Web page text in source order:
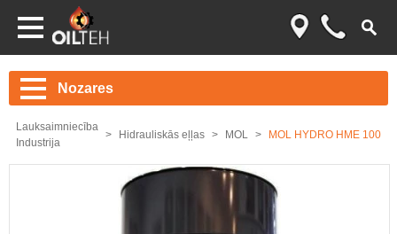
Nozares
Lauksaimniecība
Industrija
Hidrauliskās eļļas MOL MOL HYDRO HME 100